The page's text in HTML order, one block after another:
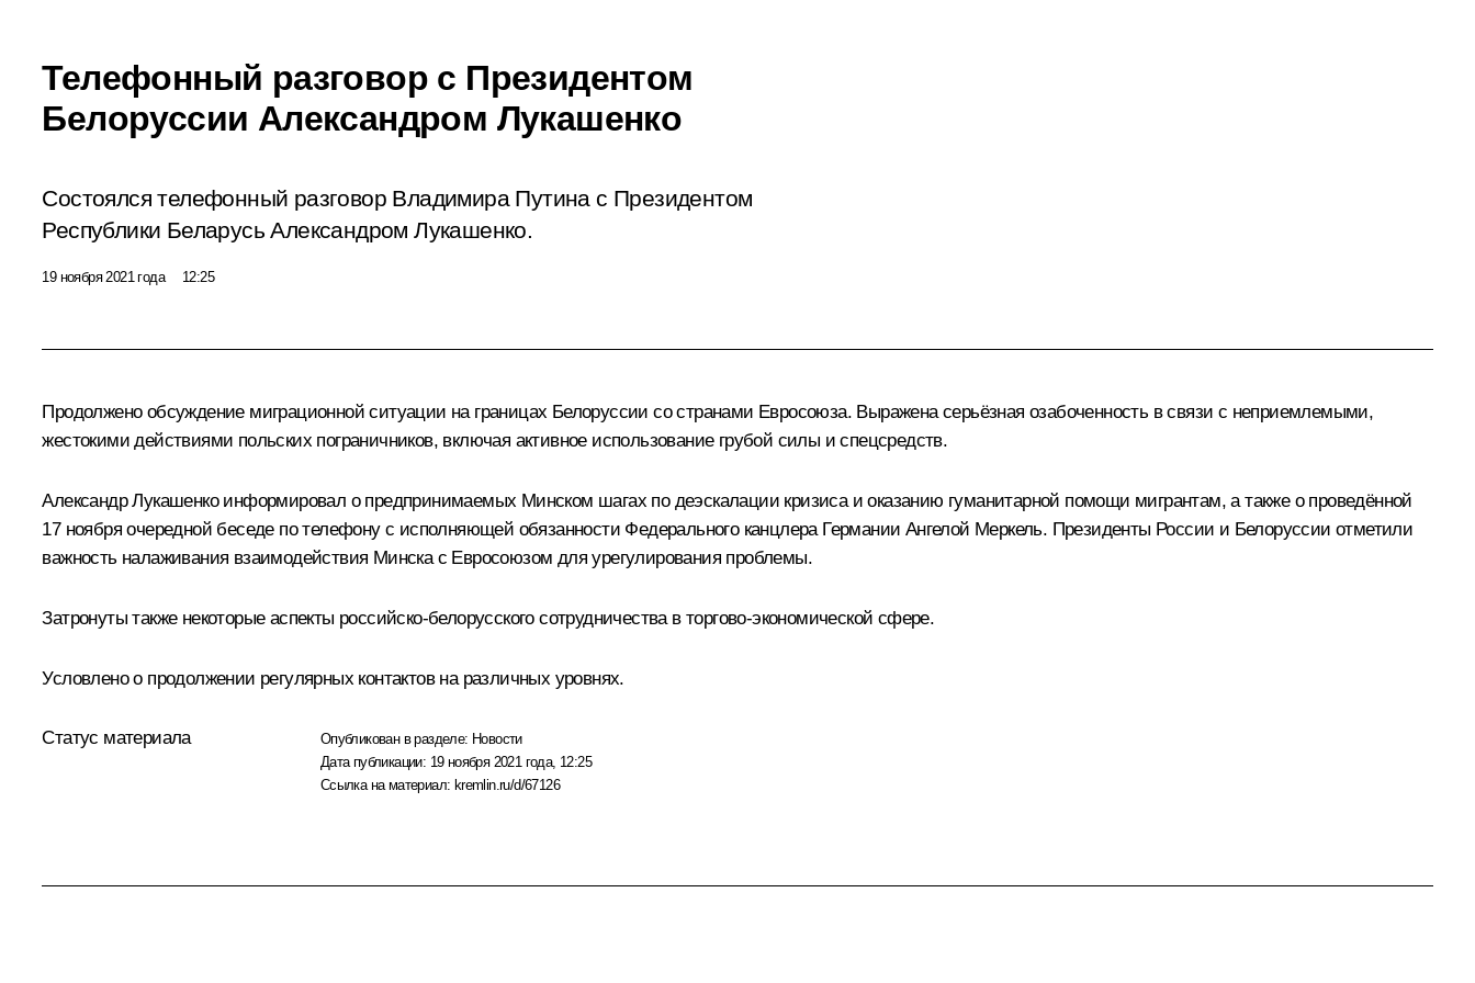
Телефонный разговор с Президентом
Белоруссии Александром Лукашенко
Состоялся телефонный разговор Владимира Путина с Президентом
Республики Беларусь Александром Лукашенко.
19 ноября 2021 года 12:25
Продолжено обсуждение миграционной ситуации на границах Белоруссии со странами Евросоюза. Выражена серьёзная озабоченность в связи с неприемлемыми,
жестокими действиями польских пограничников, включая активное использование грубой силы и спецсредств.
Александр Лукашенкоинформировал о предпринимаемых Минском шагах по деэскалации кризиса и оказанию гуманитарной помощи мигрантам, а также о проведённой
17 ноября очередной беседе по телефону с исполняющей обязанности Федерального канцлера Германии Ангелой Меркель. Президенты России и Белоруссии отметили
важность налаживания взаимодействия Минска с Евросоюзом для урегулирования проблемы.
Затронуты также некоторые аспекты российско-белорусского сотрудничества в торгово-экономической сфере.
Условлено о продолжении регулярных контактов на различных уровнях.
Статус материала Опубликован в разделе: Новости
Дата публикации: 19 ноября 2021 года, 12:25
Ссылка на материал: kremlin.ru/d/67126